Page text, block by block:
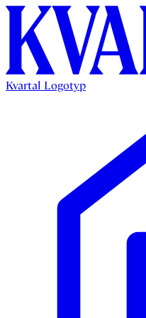
Kvartal Logotyp